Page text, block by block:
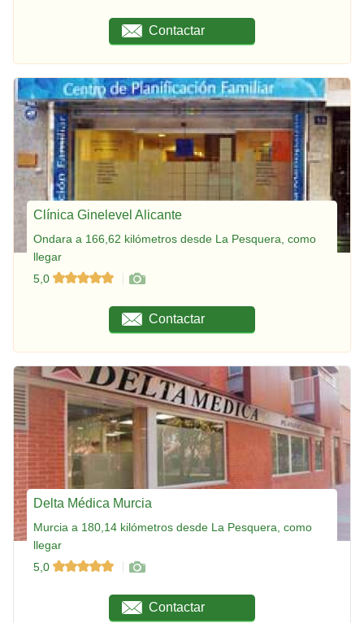
Contactar
Clínica Ginelevel Alicante
Ondara a 166,62 kilómetros desde La Pesquera, como
llegar
5,0
Contactar
Delta Médica Murcia
Murcia a 180,14 kilómetros desde La Pesquera, como
llegar
5,0
Contactar